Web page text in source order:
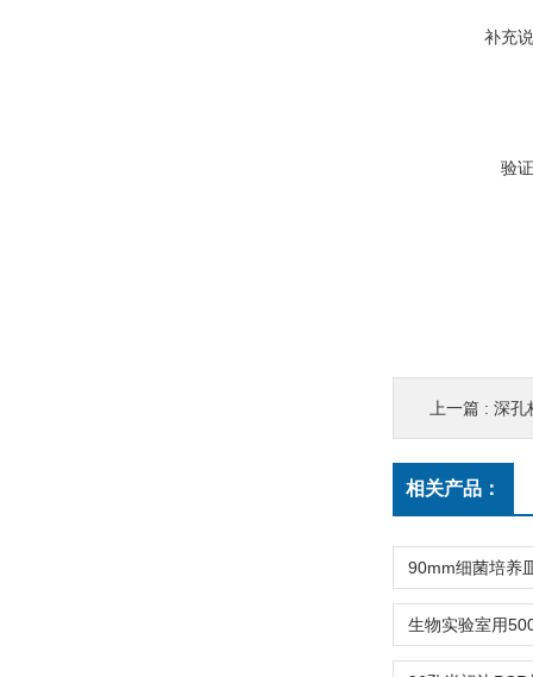
补充
验
上一篇 : 深孔板
相关产品：